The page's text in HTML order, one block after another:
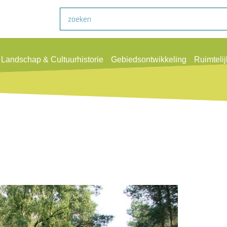
Zoeken
Landschap & Cultuurhistorie Gebiedsontwikkeling